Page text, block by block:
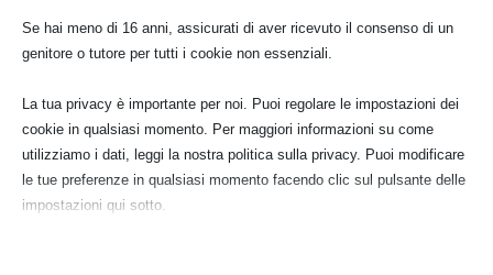
rincorrono sul
di collo
Se hai meno di 16 anni, assicurati di aver ricevuto il consenso di un
genitore o tutore per tutti i cookie non essenziali.
La tua privacy è importante per noi. Puoi regolare le impostazioni dei
cookie in qualsiasi momento. Per maggiori informazioni su come
utilizziamo i dati, leggi la nostra politica sulla privacy. Puoi modificare
le tue preferenze in qualsiasi momento facendo clic sul pulsante delle
impostazioni qui sotto.